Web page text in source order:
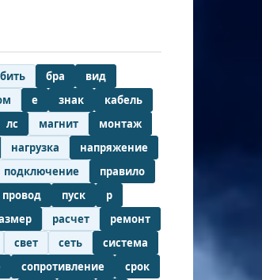
бить бра
вид
е знак
кабель
лс магнит
монтаж
нагрузка
напряжение
подключение
правило
провод пуск
р
расчет
ремонт
свет сеть
система
сопротивление
срок